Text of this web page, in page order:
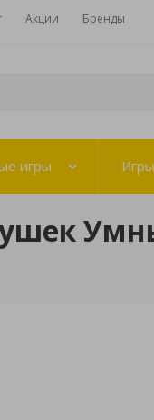
Акции Бренды
игры